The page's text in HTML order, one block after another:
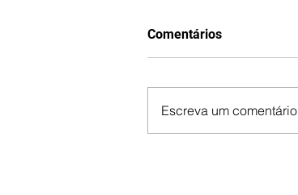
Comentários
Escreva um comentário